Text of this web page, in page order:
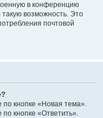
в конференцию
возможность. Это
почтовой
кнопке «Новая тема».
кнопке «Ответить».